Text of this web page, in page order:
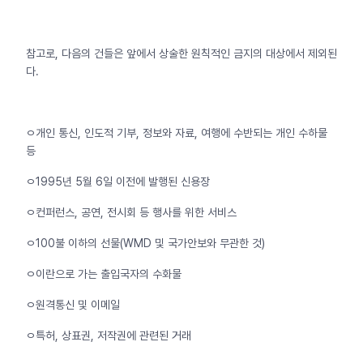
참고로, 다음의 건들은 앞에서 상술한 원칙적인 금지의 대상에서 제외된
다.
ㅇ개인 통신, 인도적 기부, 정보와 자료, 여행에 수반되는 개인 수하물
등
ㅇ1995년 5월 6일 이전에 발행된 신용장
ㅇ컨퍼런스, 공연, 전시회 등 행사를 위한 서비스
ㅇ100불 이하의 선물(WMD 및 국가안보와 무관한 것)
ㅇ이란으로 가는 출입국자의 수화물
ㅇ원격통신 및 이메일
ㅇ특허, 상표권, 저작권에 관련된 거래